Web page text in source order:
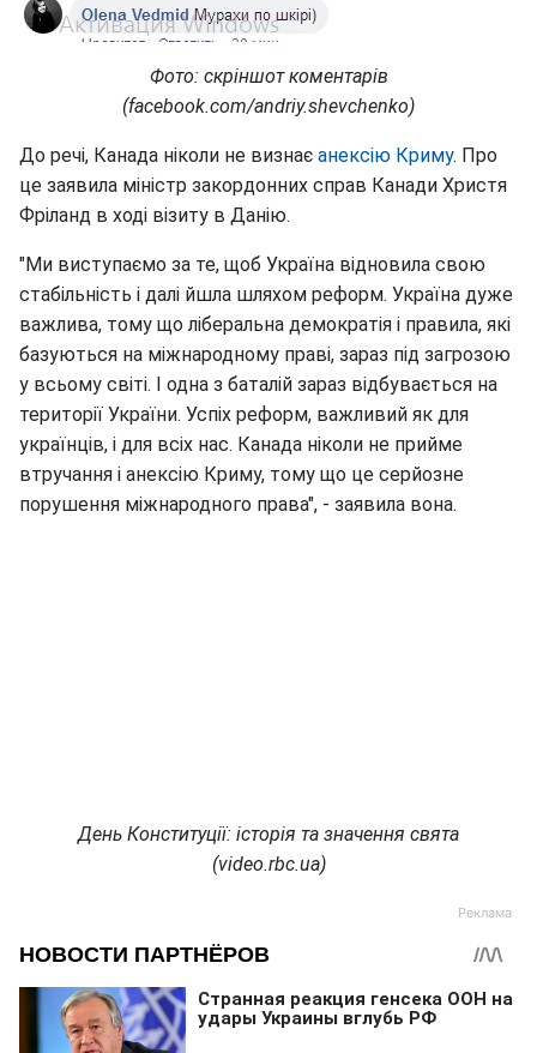
Фото: скріншот коментарів
(facebook.com/andriy.shevchenko)
До речі, Канада ніколи не визнає анексію Криму. Про
це заявила міністр закордонних справ Канади Христя
Фріланд в ході візиту в Данію.
"Ми виступаємо за те, щоб Україна відновила свою
стабільність і далі йшла шляхом реформ. Україна дуже
важлива, тому що ліберальна демократія і правила, які
базуються на міжнародному праві, зараз під загрозою
у всьому світі. І одна з баталій зараз відбувається на
території України. Успіх реформ, важливий як для
українців, і для всіх нас. Канада ніколи не прийме
втручання і анексію Криму, тому що це серйозне
порушення міжнародного права", - заявила вона.
День Конституції: історія та значення свята
(video.rbc.ua)